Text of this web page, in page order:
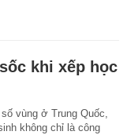
khi xếp học
vùng ở Trung Quốc,
không chỉ là công